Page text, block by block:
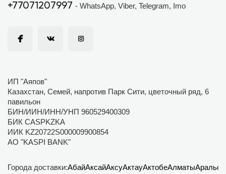
+77071207997 - WhatsApp, Viber, Telegram, Imo
ИП "Аяпов"
Казахстан, Семей, напротив Парк Сити, цветочный ряд, 6
павильон
БИН/ИИН/ИНН/УНП 960529400309
БИК CASPKZKA
ИИК KZ20722S000009900854
АО "KASPI BANK"
Города доставки:АбайАксайАксуАктауАктобеАлматыАральск